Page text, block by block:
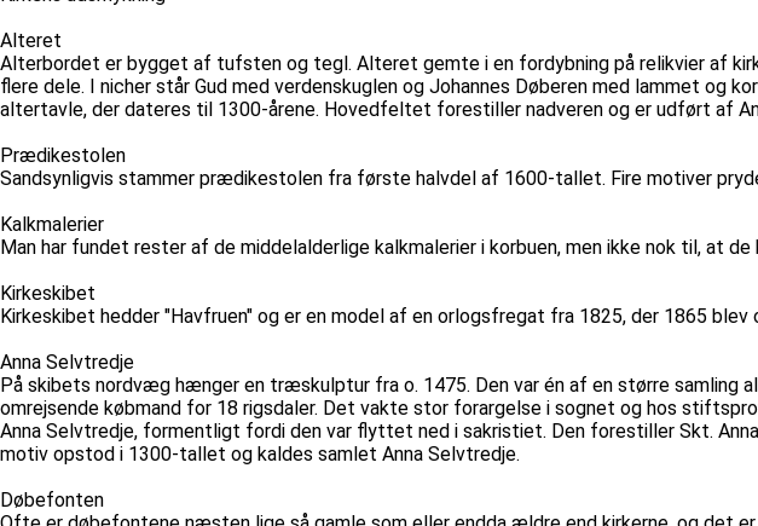
Alteret
Alterbordet er bygget af tufsten og tegl. Alteret gemte i en fordybning på relikvier af
flere dele. I nicher står Gud med verdenskuglen og Johannes Døberen med lammet
altertavle, der dateres til 1300-årene. Hovedfeltet forestiller nadveren og er udført af
Prædikestolen
Sandsynligvis stammer prædikestolen fra første halvdel af 1600-tallet. Fire motiver
Kalkmalerier
Man har fundet rester af de middelalderlige kalkmalerier i korbuen, men ikke nok til, at
Kirkeskibet
Kirkeskibet hedder "Havfruen" og er en model af en orlogsfregat fra 1825, der 1865
Anna Selvtredje
På skibets nordvæg hænger en træskulptur fra o. 1475. Den var én af en større
omrejsende købmand for 18 rigsdaler. Det vakte stor forargelse i sognet og hos
Anna Selvtredje, formentligt fordi den var flyttet ned i sakristiet. Den forestiller Skt.
motiv opstod i 1300-tallet og kaldes samlet Anna Selvtredje.
Døbefonten